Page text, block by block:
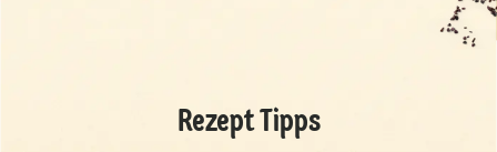
Rezept Tipps